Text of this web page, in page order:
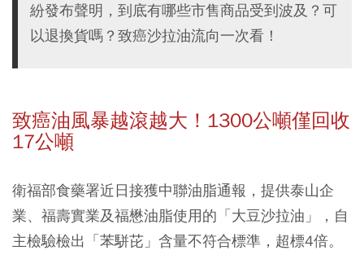
紛發布聲明，到底有哪些市售商品受到波及？可
以退換貨嗎？致癌沙拉油流向一次看！
致癌油風暴越滾越大！1300公噸僅回收
17公噸
衛福部食藥署近日接獲中聯油脂通報，提供泰山企
業、福壽實業及福懋油脂使用的「大豆沙拉油」，自
主檢驗檢出「苯駢芘」含量不符合標準，超標4倍。